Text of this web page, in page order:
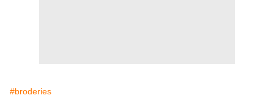
#broderies